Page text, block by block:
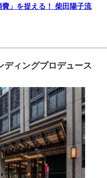
」を捉える！ 柴田陽子流
ディングプロデュース